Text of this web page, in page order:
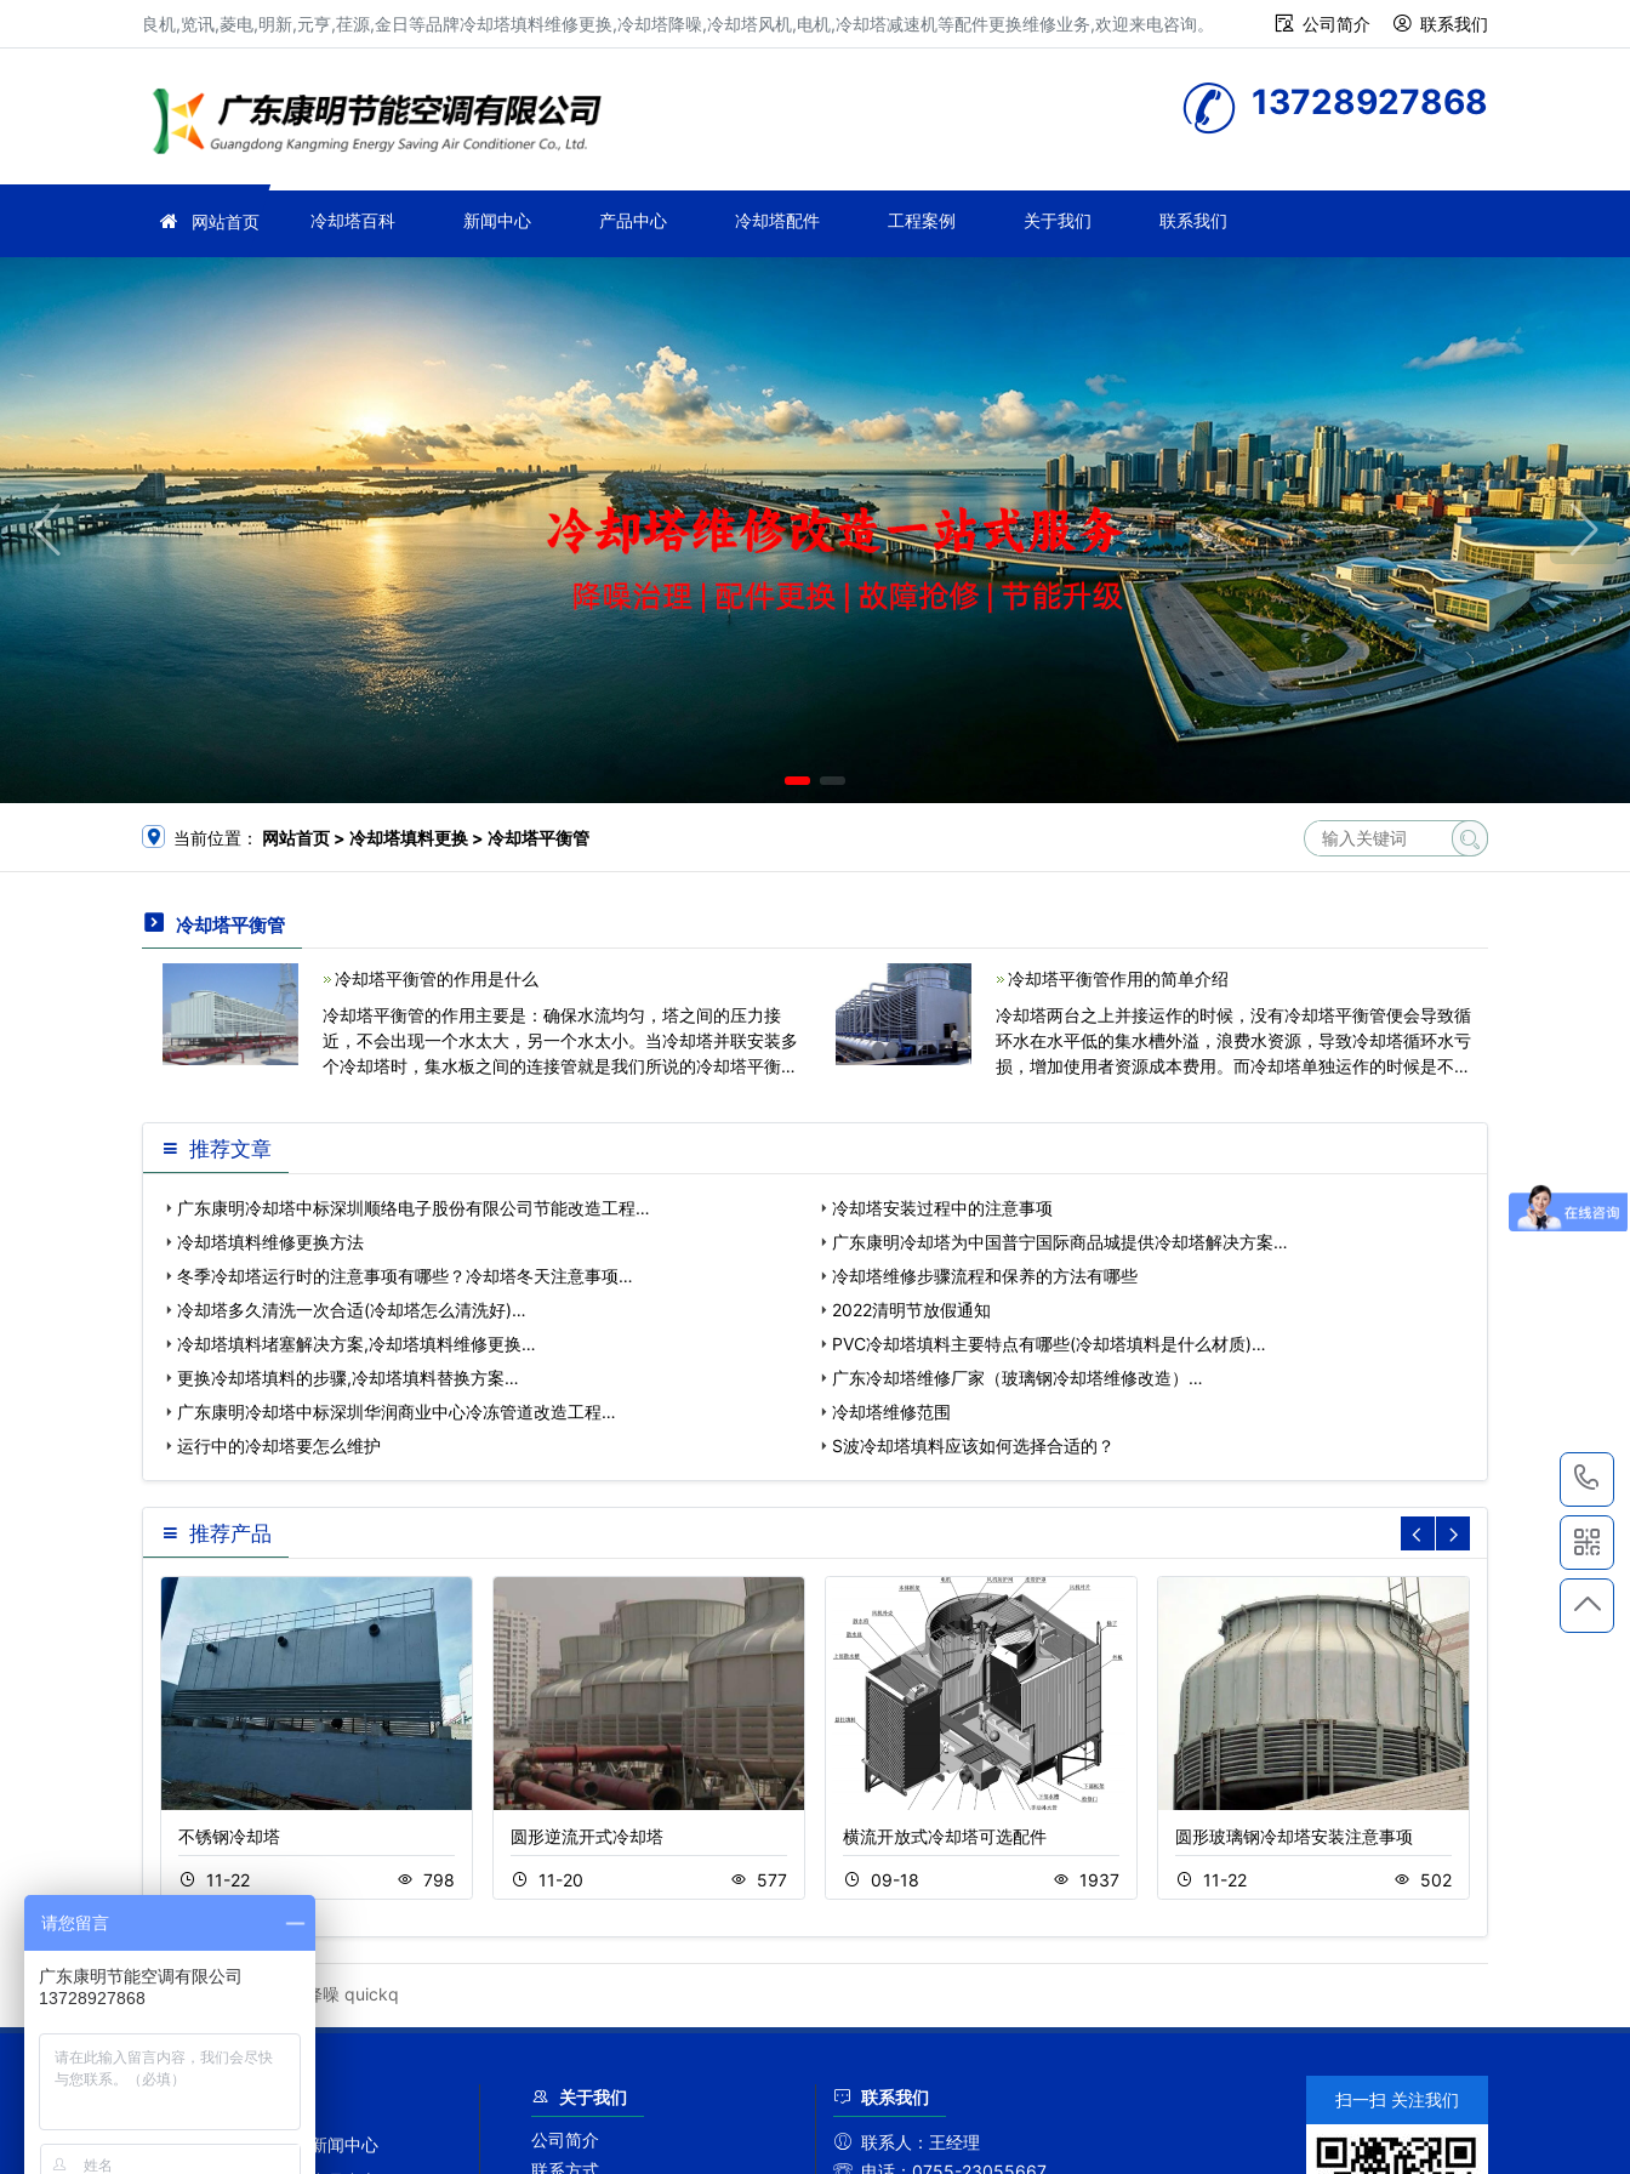
良机,览讯,菱电,明新,元亨,荏源,金日等品牌冷却塔填料维修更换,冷却塔降噪,冷却塔风机,电机,冷却塔减速机等配件更换维修业务,欢迎来电咨询。 公司简介 联系我们
13728927868
网站首页 冷却塔百科 新闻中心 产品中心 冷却塔配件 工程案例 关于我们 联系我们
当前位置： 网站首页 > 冷却塔填料更换 > 冷却塔平衡管
冷却塔平衡管
冷却塔平衡管的作用是什么
冷却塔平衡管的作用主要是：确保水流均匀，塔之间的压力接
近，不会出现一个水太大，另一个水太小。当冷却塔并联安装多
个冷却塔时，集水板之间的连接管就是我们所说的冷却塔平衡
冷却塔平衡管作用的简单介绍
冷却塔两台之上并接运作的时候，没有冷却塔平衡管便会导致循
环水在水平低的集水槽外溢，浪费水资源，导致冷却塔循环水亏
损，增加使用者资源成本费用。而冷却塔单独运作的时候是不用
推荐文章
广东康明冷却塔中标深圳顺络电子股份有限公司节能改造工程…
冷却塔安装过程中的注意事项
冷却塔填料维修更换方法
广东康明冷却塔为中国普宁国际商品城提供冷却塔解决方案…
冬季冷却塔运行时的注意事项有哪些？冷却塔冬天注意事项…
冷却塔维修步骤流程和保养的方法有哪些
冷却塔多久清洗一次合适(冷却塔怎么清洗好)…
2022清明节放假通知
冷却塔填料堵塞解决方案,冷却塔填料维修更换…
PVC冷却塔填料主要特点有哪些(冷却塔填料是什么材质)…
更换冷却塔填料的步骤,冷却塔填料替换方案…
广东冷却塔维修厂家（玻璃钢冷却塔维修改造）…
广东康明冷却塔中标深圳华润商业中心冷冻管道改造工程…
冷却塔维修范围
运行中的冷却塔要怎么维护
S波冷却塔填料应该如何选择合适的？
推荐产品
不锈钢冷却塔
11-22 798
圆形逆流开式冷却塔
11-20 577
横流开放式冷却塔可选配件
09-18 1937
圆形玻璃钢冷却塔安装注意事项
11-22 502
冷却塔降噪 quickq
网站首页
新闻中心
关于我们
公司简介
联系我们
联系人： 王经理
扫一扫 关注我们
请您留言
广东康明节能空调有限公司
13728927868